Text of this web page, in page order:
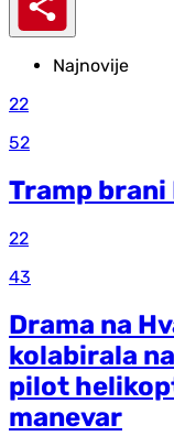
Najnovije
22
52
Tramp brani
22
43
Drama na
kolabirala
pilot
manevar